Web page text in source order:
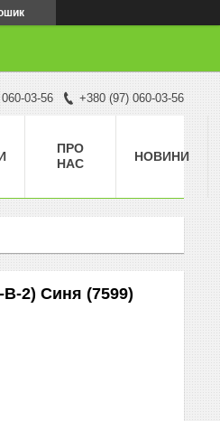
03-56 +380 (97) 060-03-56
ПРО
НАС
НОВИНИ
2) Синя (7599)